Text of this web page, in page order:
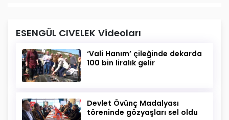
ESENGÜL CIVELEK Videoları
‘Vali Hanım’ çileğinde dekarda
100 bin liralık gelir
Devlet Övünç Madalyası
töreninde gözyaşları sel oldu